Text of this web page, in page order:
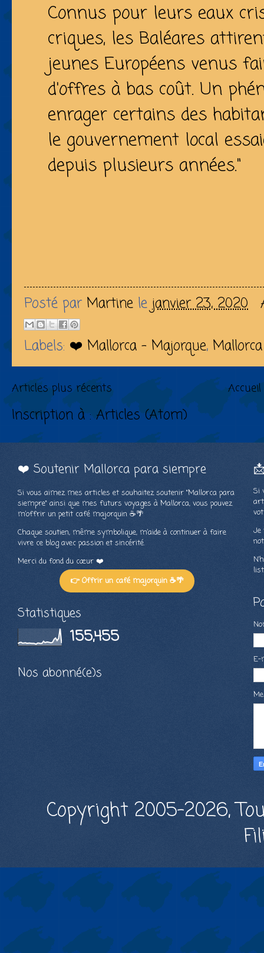
Connus pour leurs eaux
criques, les Baléares
jeunes Européens venus
d'offres à bas coût. Un
enrager certains des
le gouvernement local
depuis plusieurs années."
Posté par Martine le janvier 23, 2020
Labels: ❤️ Mallorca - Majorque,
Articles plus récents Accueil
Inscription à : Articles (Atom)
❤️ Soutenir Mallorca para siempre
Si vous aimez mes articles et souhaitez soutenir "Mallorca para
siempre" ainsi que mes futurs voyages à Mallorca, vous pouvez
m’offrir un petit café majorquin ☕🌴
Chaque soutien, même symbolique, m’aide à continuer à faire
vivre ce blog avec passion et sincérité.
Merci du fond du cœur ❤️
👉 Offrir un café majorquin ☕🌴
Statistiques
155,455
Nos abonné(e)s
Si
Je
Copyright 2005-2026,